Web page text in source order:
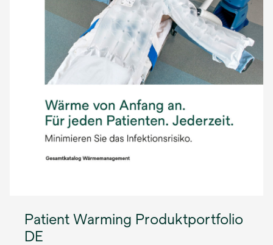
Patient Warming Produktportfolio
DE